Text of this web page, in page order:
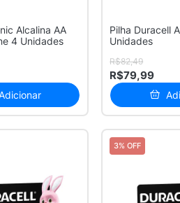
Alcalina AA
4 Unidades
Pilha Duracell
Unidades
R$82,49
R$79,99
3% OFF